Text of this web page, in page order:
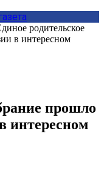
родительское
в интересном
прошло
интересном